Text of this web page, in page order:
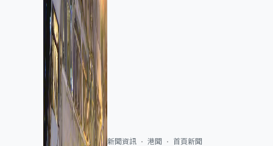
新聞資訊 港聞 首頁新聞